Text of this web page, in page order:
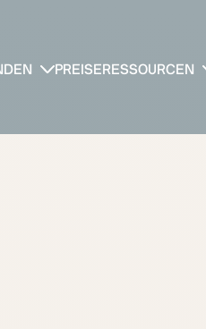
PREISE RESSOURCEN